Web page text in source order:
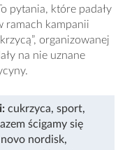
pytania, które padały
ramach kampanii
organizowanej
na nie uznane
cukrzyca, sport,
ścigamy się
novo nordisk,